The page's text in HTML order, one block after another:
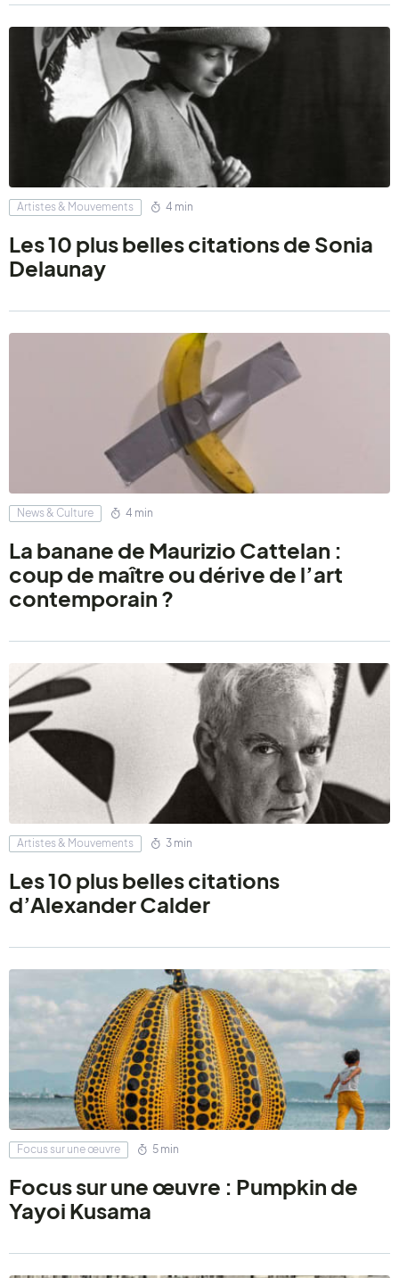
Artistes & Mouvements 4 min
Les 10 plus belles citations de Sonia
Delaunay
News & Culture 4 min
La banane de Maurizio Cattelan :
coup de maître ou dérive de l’art
contemporain ?
Artistes & Mouvements 3 min
Les 10 plus belles citations
d’Alexander Calder
Focus sur une œuvre 5 min
Focus sur une œuvre : Pumpkin de
Yayoi Kusama